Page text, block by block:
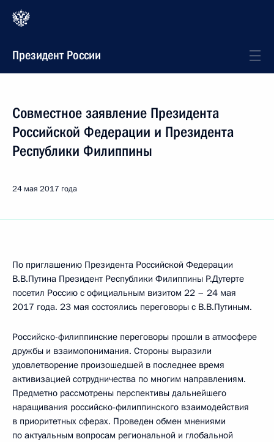
Президент России
Совместное заявление Президента
Российской Федерации и Президента
Республики Филиппины
24 мая 2017 года
По приглашению Президента Российской Федерации
В.В.Путина Президент Республики Филиппины Р.Дутерте
посетил Россию с официальным визитом 22 – 24 мая
2017 года. 23 мая состоялись переговоры с В.В.Путиным.
Российско-филиппинские переговоры прошли в атмосфере
дружбы и взаимопонимания. Стороны выразили
удовлетворение произошедшей в последнее время
активизацией сотрудничества по многим направлениям.
Предметно рассмотрены перспективы дальнейшего
наращивания российско-филиппинского взаимодействия
в приоритетных сферах. Проведен обмен мнениями
по актуальным вопросам региональной и глобальной